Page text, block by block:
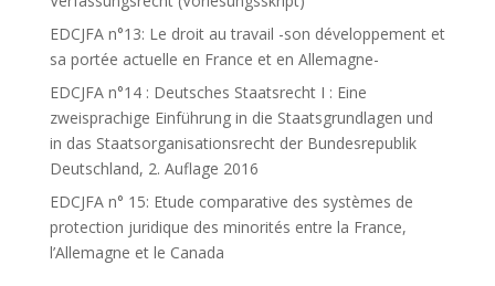
EDCJFA n°13: Le droit au travail -son développement et
sa portée actuelle en France et en Allemagne-
EDCJFA n°14 : Deutsches Staatsrecht I : Eine
zweisprachige Einführung in die Staatsgrundlagen und
in das Staatsorganisationsrecht der Bundesrepublik
Deutschland, 2. Auflage 2016
EDCJFA n° 15: Etude comparative des systèmes de
protection juridique des minorités entre la France,
l’Allemagne et le Canada